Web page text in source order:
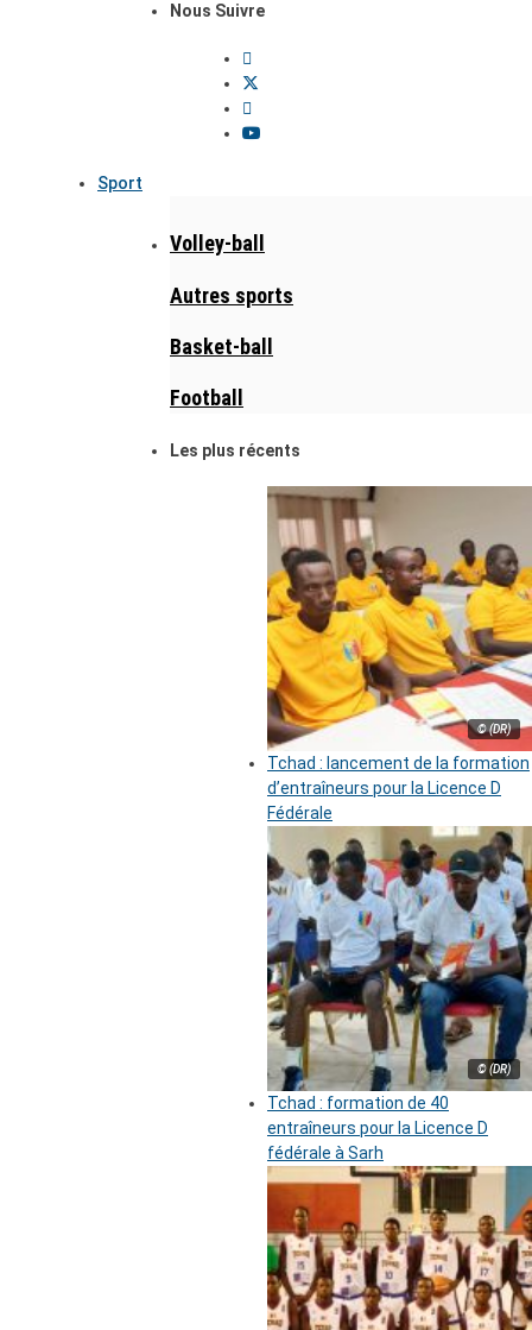
Nous Suivre
Sport
Volley-ball
Autres sports
Basket-ball
Football
Les plus récents
© (DR)
Tchad : lancement de la formation
d’entraîneurs pour la Licence D
Fédérale
© (DR)
Tchad : formation de 40
entraîneurs pour la Licence D
fédérale à Sarh